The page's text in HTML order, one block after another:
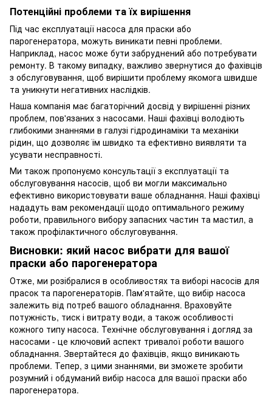
Потенційні проблеми та їх вирішення
Під час експлуатації насоса для праски або
парогенератора, можуть виникати певні проблеми.
Наприклад, насос може бути забруднений або потребувати
ремонту. В такому випадку, важливо звернутися до фахівців
з обслуговування, щоб вирішити проблему якомога швидше
та уникнути негативних наслідків.
Наша компанія має багаторічний досвід у вирішенні різних
проблем, пов'язаних з насосами. Наші фахівці володіють
глибокими знаннями в галузі гідродинаміки та механіки
рідин, що дозволяє їм швидко та ефективно виявляти та
усувати несправності.
Ми також пропонуємо консультації з експлуатації та
обслуговування насосів, щоб ви могли максимально
ефективно використовувати ваше обладнання. Наші фахівці
нададуть вам рекомендації щодо оптимального режиму
роботи, правильного вибору запасних частин та мастил, а
також профілактичного обслуговування.
Висновки: який насос вибрати для вашої
праски або парогенератора
Отже, ми розібралися в особливостях та виборі насосів для
прасок та парогенераторів. Пам'ятайте, що вибір насоса
залежить від потреб вашого обладнання. Враховуйте
потужність, тиск і витрату води, а також особливості
кожного типу насоса. Технічне обслуговування і догляд за
насосами - це ключовий аспект тривалої роботи вашого
обладнання. Звертайтеся до фахівців, якщо виникають
проблеми. Тепер, з цими знаннями, ви зможете зробити
розумний і обдуманий вибір насоса для вашої праски або
парогенератора.